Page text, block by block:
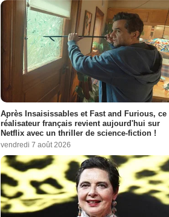
Après Insaisissables et Fast and Furious, ce
réalisateur français revient aujourd'hui sur
Netflix avec un thriller de science-fiction !
vendredi 7 août 2026